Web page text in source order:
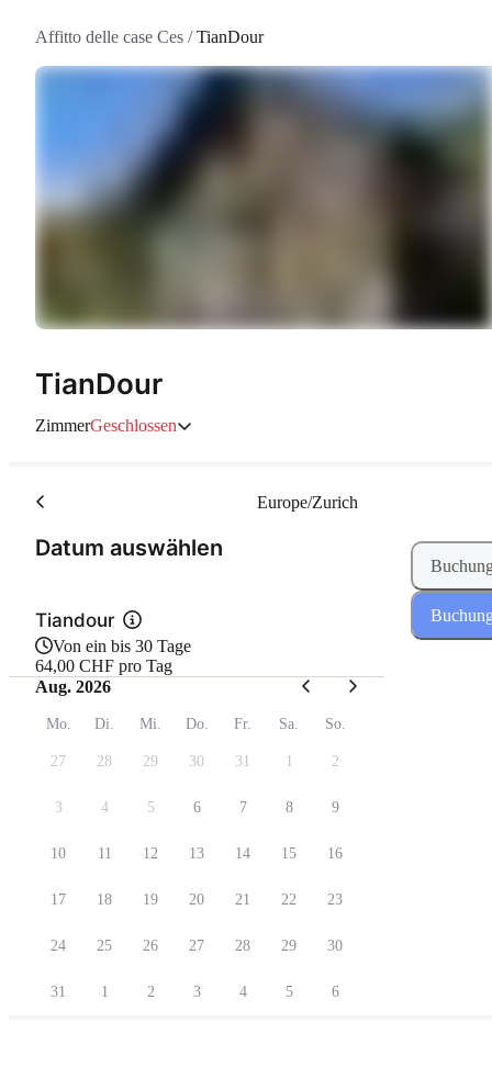
Affitto delle case Ces /TianDour
TianDour
ZimmerGeschlossen
Datum auswählen
Europe/Zurich
Tiandour
Von ein bis 30 Tage
64,00 CHF pro Tag
Aug. 2026
Mo. Di. Mi. Do. Fr. Sa. So.
27 28 29 30 31 1 2
3 4 5 6 7 8 9
10 11 12 13 14 15 16
17 18 19 20 21 22 23
24 25 26 27 28 29 30
31 1 2 3 4 5 6